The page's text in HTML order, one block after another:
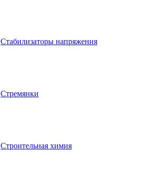
Стабилизаторы напряжения
Стремянки
Строительная химия